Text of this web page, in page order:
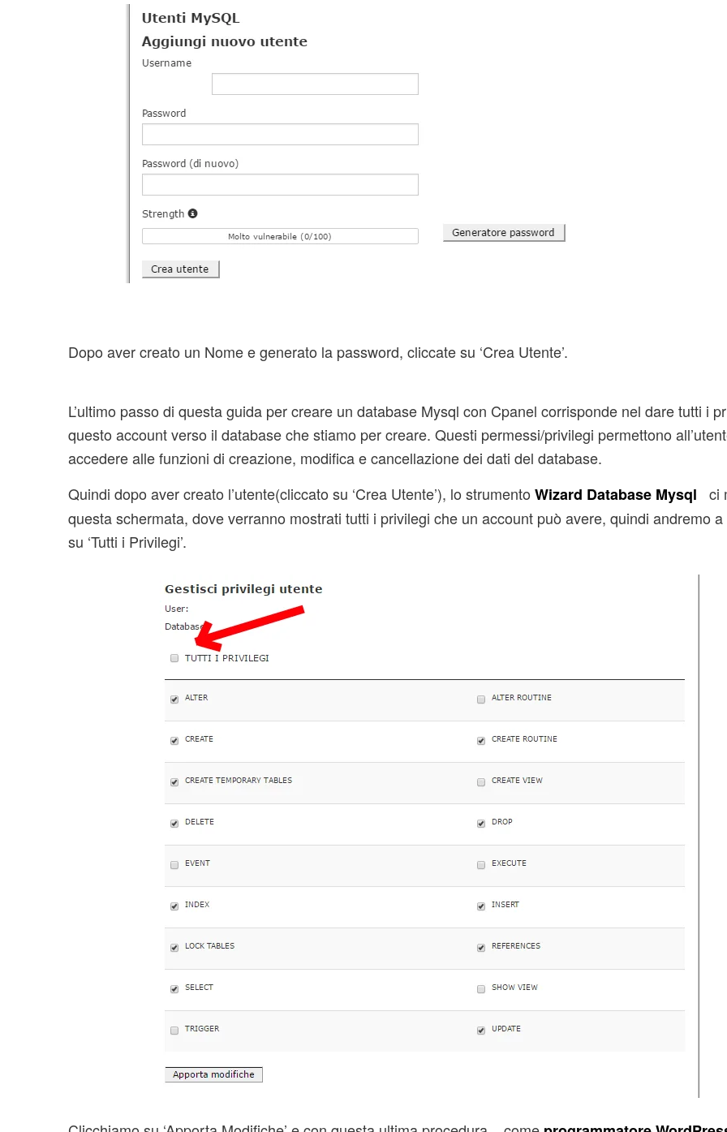
Dopo aver creato un Nome e generato la password, cliccate su ‘Crea
L’ultimo passo di questa guida per creare un database Mysql con Cpanel corrisponde nel dare tutti i
questo account verso il database che stiamo per creare. Questi permessi/privilegi permettono
accedere alle funzioni di creazione, modifica e cancellazione dei dati del database.
Quindi dopo aver creato l’utente(cliccato su ‘Crea Utente’), lo strumento Wizard Database Mysql
ci
questa schermata, dove verranno mostrati tutti i privilegi che un account può avere, quindi andremo
su ‘Tutti i Privilegi’.